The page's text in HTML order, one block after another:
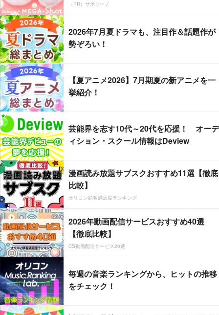
（PR）サボリーノ
2026年7月夏ドラマも、注目作＆話題作が
勢ぞろい！
【夏アニメ2026】7月期夏の新アニメを一
挙紹介！
芸能界を志す10代～20代を応援！ オーデ
ィション・スクール情報はDeview
漫画読み放題サブスクおすすめ11選【徹底
比較】
オリコン顧客満足度ランキング
2026年動画配信サービスおすすめ40選
【徹底比較】
CS動画配信サービス20選
毎週の音楽ランキングから、ヒットの推移
をチェック！